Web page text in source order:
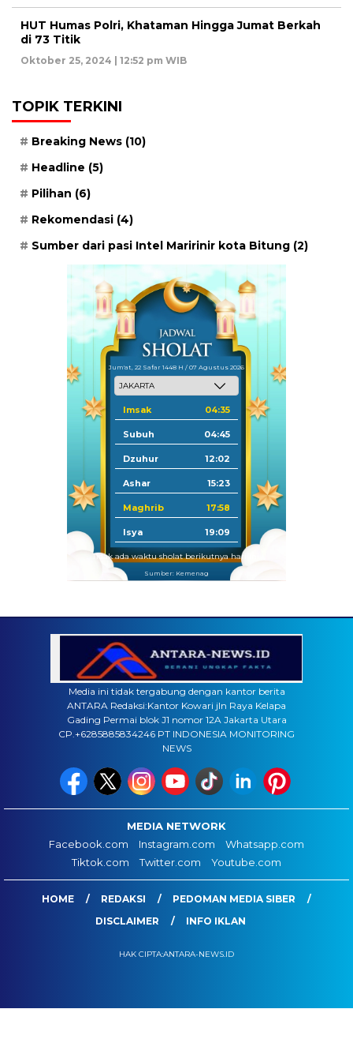
HUT Humas Polri, Khataman Hingga Jumat Berkah
di 73 Titik
Oktober 25, 2024 | 12:52 pm WIB
TOPIK TERKINI
Breaking News (10)
Headline (5)
Pilihan (6)
Rekomendasi (4)
Sumber dari pasi Intel Maririnir kota Bitung (2)
Jum'at, 22 Safar 1448 H / 07 Agustus 2026
Imsak 04:35
Subuh 04:45
Dzuhur 12:02
Ashar 15:23
Maghrib 17:58
Isya 19:09
Tidak ada waktu sholat berikutnya hari ini.
Sumber: Kemenag
Media ini tidak tergabung dengan kantor berita
ANTARA Redaksi:Kantor Kowari jln Raya Kelapa
Gading Permai blok J1 nomor 12A Jakarta Utara
CP.+6285885834246 PT INDONESIA MONITORING
NEWS
MEDIA NETWORK
Facebook.com
Instagram.com
Whatsapp.com
Tiktok.com
Twitter.com Youtube.com
HOME REDAKSI
PEDOMAN MEDIA SIBER
DISCLAIMER
INFO IKLAN
HAK CIPTA:ANTARA-NEWS.ID